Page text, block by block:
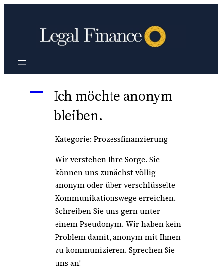
A
Ich möchte anonym
bleiben.
Kategorie: Prozessfinanzierung
Wir verstehen Ihre Sorge. Sie
können uns zunächst völlig
anonym oder über verschlüsselte
Kommunikationswege erreichen.
Schreiben Sie uns gern unter
einem Pseudonym. Wir haben kein
Problem damit, anonym mit Ihnen
zu kommunizieren. Sprechen Sie
uns an!